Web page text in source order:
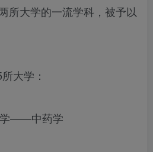
所大学的一流学科，被予以
大学：
——中药学